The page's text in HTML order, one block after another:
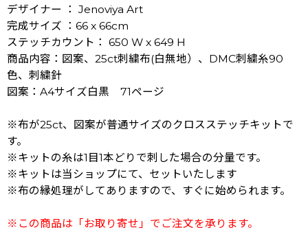
デザイナー ： Jenoviya Art
完成サイズ ：66 x 66cm
ステッチカウント： 650 W x 649 H
商品内容：図案、25ct刺繍布(白無地）、DMC刺繍糸90
色、刺繍針
図案：A4サイズ白黒 71ページ
※布が25ct、図案が普通サイズのクロスステッチキットで
す。
※キットの糸は1目1本どりで刺した場合の分量です。
※キットは当ショップにて、セットいたします
※布の縁処理がしてありますので、すぐに始められます。
※この商品は「お取り寄せ」でご注文を承ります。